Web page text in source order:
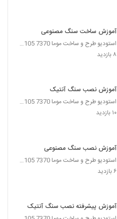
آموزش ساخت سنگ مصنوعی
استودیو طرح و ساخت موما 7370 7105-021
۸ بازدید
آموزش نصب سنگ آنتیک
استودیو طرح و ساخت موما 7370 7105-021
۱۰ بازدید
آموزش نصب سنگ مصنوعی
استودیو طرح و ساخت موما 7370 7105-021
۶ بازدید
آموزش پیشرفته نصب سنگ آنتیک